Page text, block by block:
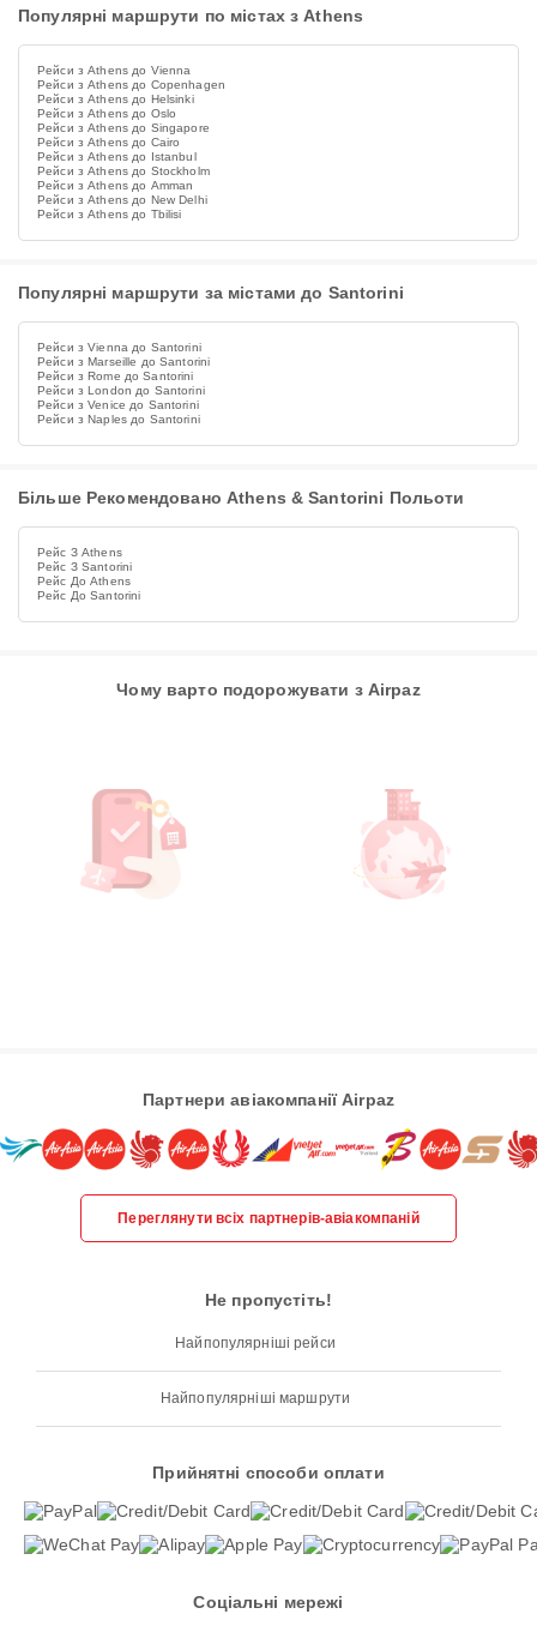
Популярні маршрути по містах з Athens
Рейси з Athens до Vienna
Рейси з Athens до Copenhagen
Рейси з Athens до Helsinki
Рейси з Athens до Oslo
Рейси з Athens до Singapore
Рейси з Athens до Cairo
Рейси з Athens до Istanbul
Рейси з Athens до Stockholm
Рейси з Athens до Amman
Рейси з Athens до New Delhi
Рейси з Athens до Tbilisi
Популярні маршрути за містами до Santorini
Рейси з Vienna до Santorini
Рейси з Marseille до Santorini
Рейси з Rome до Santorini
Рейси з London до Santorini
Рейси з Venice до Santorini
Рейси з Naples до Santorini
Більше Рекомендовано Athens & Santorini Польоти
Рейс З Athens
Рейс З Santorini
Рейс До Athens
Рейс До Santorini
Чому варто подорожувати з Airpaz
Партнери авіакомпанії Airpaz
Переглянути всіх партнерів-авіакомпаній
Не пропустіть!
Найпопулярніші рейси
Найпопулярніші маршрути
Прийнятні способи оплати
Соціальні мережі